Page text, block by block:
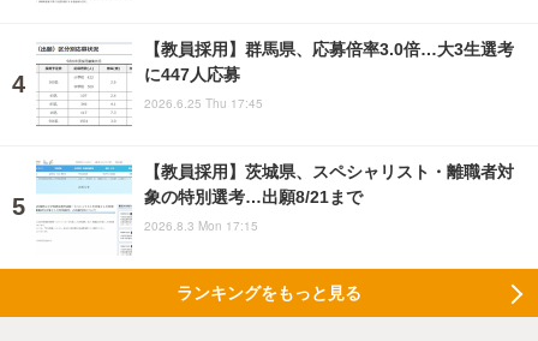
【教員採用】群馬県、応募倍率3.0倍…大3生選考
に447人応募
2026.6.25 Thu 17:45
【教員採用】茨城県、スペシャリスト・離職者対
象の特別選考…出願8/21まで
2026.8.3 Mon 17:15
ランキングをもっと見る